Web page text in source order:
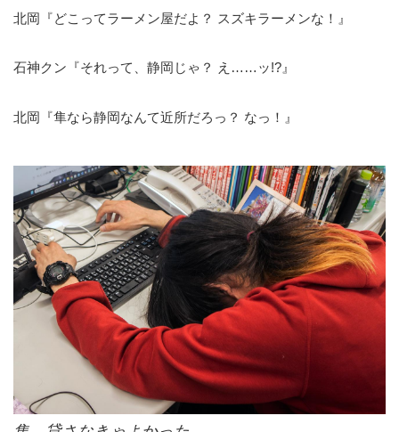
北岡『どこってラーメン屋だよ？ スズキラーメンな！』
石神クン『それって、静岡じゃ？ え……ッ!?』
北岡『隼なら静岡なんて近所だろっ？ なっ！』